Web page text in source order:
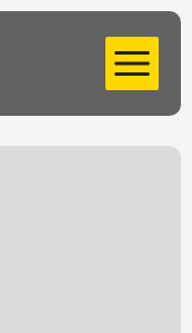
MAIN
MENU